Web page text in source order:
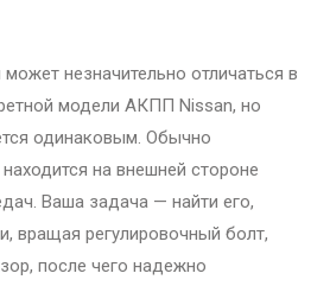
незначительно отличаться в
модели АКПП Nissan, но
одинаковым. Обычно
на внешней стороне
Ваша задача — найти его,
вращая регулировочный болт,
после чего надежно